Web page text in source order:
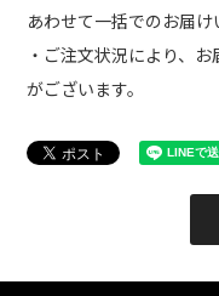
あわせて一括でのお届け
・ご注文状況により、
がございます。